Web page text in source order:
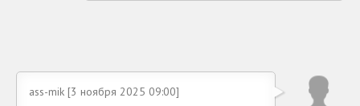
ass-mik [3 ноября 2025 09:00]